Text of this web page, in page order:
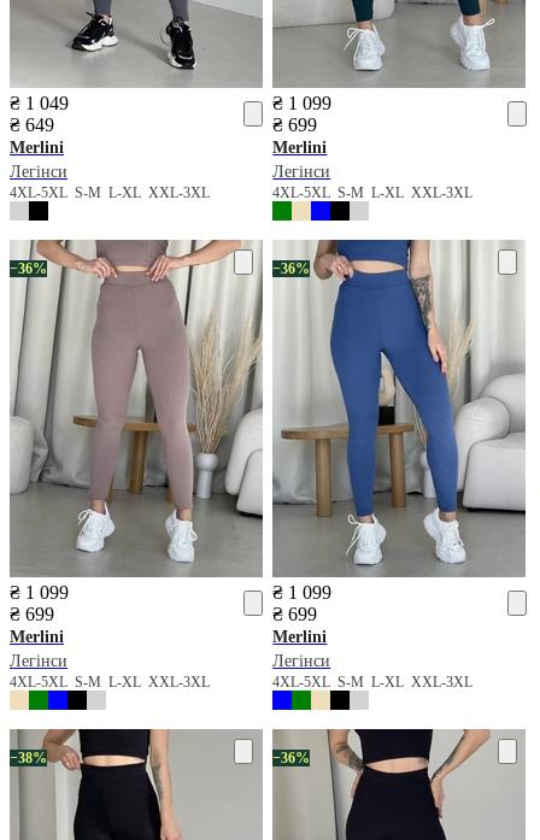
₴ 1 049
₴ 649
Merlini
Легінси
4XL-5XL S-M L-XL XXL-3XL
₴ 1 099
₴ 699
Merlini
Легінси
4XL-5XLS-ML-XLXXL-3XL
−36%
₴ 1 099
₴ 699
Merlini
Легінси
4XL-5XL S-M L-XL XXL-3XL
−36%
₴ 1 099
₴ 699
Merlini
Легінси
4XL-5XLS-ML-XLXXL-3XL
−38% −36%